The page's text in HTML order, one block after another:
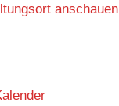
anschauen